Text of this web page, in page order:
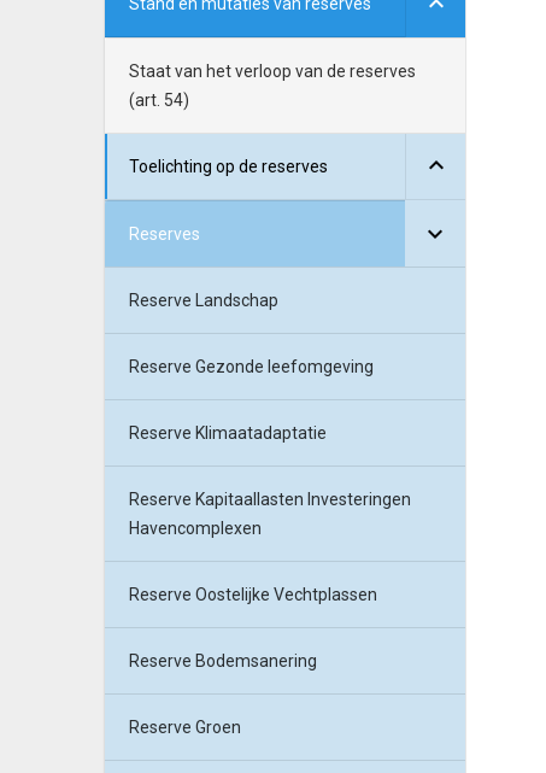
Staat van het verloop van de reserves
(art. 54)
Toelichting op de reserves
Reserves
Reserve Landschap
Reserve Gezonde leefomgeving
Reserve Klimaatadaptatie
Reserve Kapitaallasten Investeringen
Havencomplexen
Reserve Oostelijke Vechtplassen
Reserve Bodemsanering
Reserve Groen